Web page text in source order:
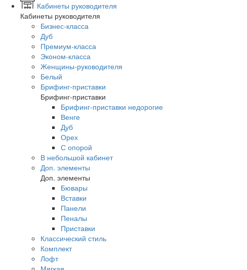
Кабинеты руководителя
Кабинеты руководителя
Бизнес-класса
Дуб
Премиум-класса
Эконом-класса
Женщины-руководителя
Белый
Брифинг-приставки
Брифинг-приставки
Брифинг-приставки недорогие
Венге
Дуб
Орех
С опорой
В небольшой кабинет
Доп. элементы
Доп. элементы
Бювары
Вставки
Панели
Пеналы
Приставки
Классический стиль
Комплект
Лофт